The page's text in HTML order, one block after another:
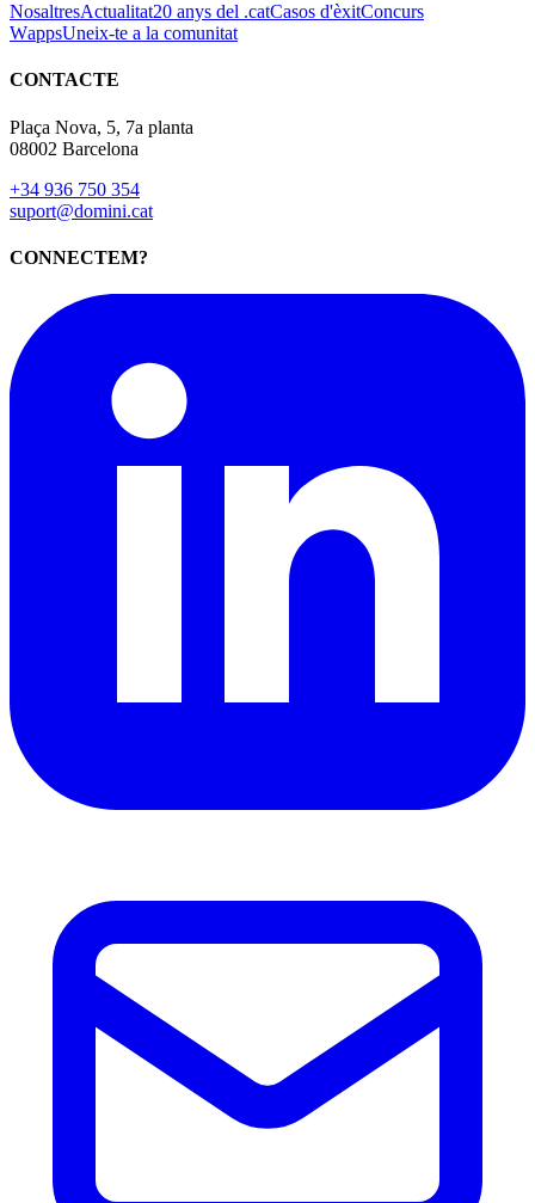
NosaltresActualitat20 anys del .catCasos d'èxitConcurs
WappsUneix-te a la comunitat
CONTACTE
Plaça Nova, 5, 7a planta
08002 Barcelona
+34 936 750 354
suport@domini.cat
CONNECTEM?